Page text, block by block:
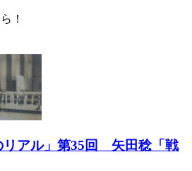
！
リアル」第35回 矢田稔「戦